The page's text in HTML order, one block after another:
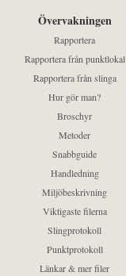
Övervakningen
Rapportera
Rapportera från punktlokal
Rapportera från slinga
Hur gör man?
Broschyr
Metoder
Snabbguide
Handledning
Miljöbeskrivning
Viktigaste filerna
Slingprotokoll
Punktprotokoll
Länkar & mer filer